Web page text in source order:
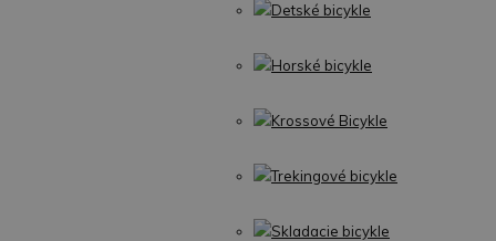
Detské bicykle
Horské bicykle
Krossové Bicykle
Trekingové bicykle
Skladacie bicykle